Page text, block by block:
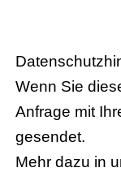
Wenn Sie
Anfrage mit
gesendet.
Mehr dazu in